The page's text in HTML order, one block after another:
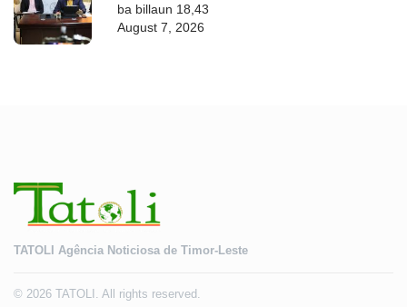
ba billaun 18,43
August 7, 2026
TATOLI Agência Noticiosa de Timor-Leste
© 2026 TATOLI. All rights reserved.